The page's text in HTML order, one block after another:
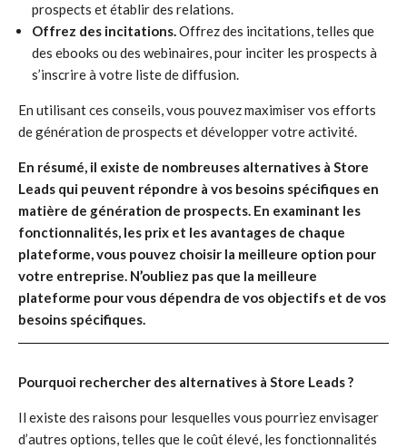
prospects et établir des relations.
Offrez des incitations.Offrez des incitations, telles que
des ebooks ou des webinaires, pour inciter les prospects à
s’inscrire à votre liste de diffusion.
En utilisant ces conseils, vous pouvez maximiser vos efforts
de génération de prospects et développer votre activité.
En résumé, il existe de nombreuses alternatives à Store
Leads qui peuvent répondre à vos besoins spécifiques en
matière de génération de prospects. En examinant les
fonctionnalités, les prix et les avantages de chaque
plateforme, vous pouvez choisir la meilleure option pour
votre entreprise. N’oubliez pas que la meilleure
plateforme pour vous dépendra de vos objectifs et de vos
besoins spécifiques.
Pourquoi rechercher des alternatives à Store Leads ?
Il existe des raisons pour lesquelles vous pourriez envisager
d’autres options, telles que le coût élevé, les fonctionnalités